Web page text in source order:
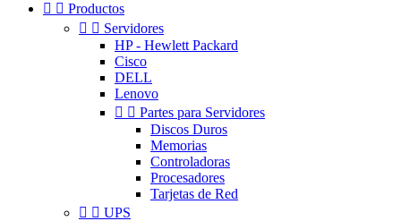
  Productos
  Servidores
HP - Hewlett Packard
Cisco
DELL
Lenovo
  Partes para Servidores
Discos Duros
Memorias
Controladoras
Procesadores
Tarjetas de Red
  UPS